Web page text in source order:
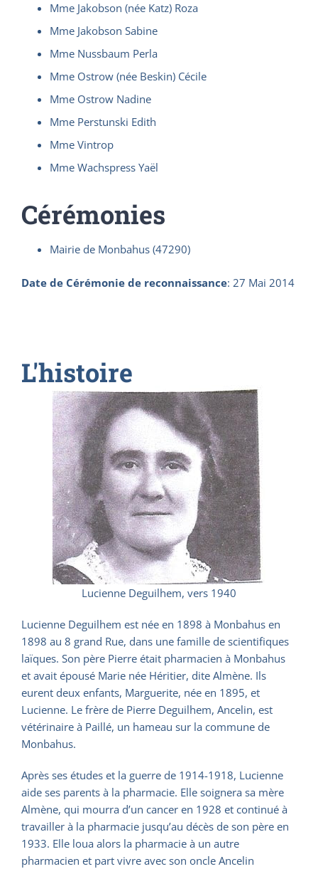
Mme Jakobson (née Katz) Roza
Mme Jakobson Sabine
Mme Nussbaum Perla
Mme Ostrow (née Beskin) Cécile
Mme Ostrow Nadine
Mme Perstunski Edith
Mme Vintrop
Mme Wachspress Yaël
Cérémonies
Mairie de Monbahus (47290)
Date de Cérémonie de reconnaissance: 27 Mai 2014
L'histoire
Lucienne Deguilhem, vers 1940
Lucienne Deguilhem est née en 1898 à Monbahus en
1898 au 8 grand Rue, dans une famille de scientifiques
laïques. Son père Pierre était pharmacien à Monbahus
et avait épousé Marie née Héritier, dite Almène. Ils
eurent deux enfants, Marguerite, née en 1895, et
Lucienne. Le frère de Pierre Deguilhem, Ancelin, est
vétérinaire à Paillé, un hameau sur la commune de
Monbahus.
Après ses études et la guerre de 1914-1918, Lucienne
aide ses parents à la pharmacie. Elle soignera sa mère
Almène, qui mourra d’un cancer en 1928 et continué à
travailler à la pharmacie jusqu’au décès de son père en
1933. Elle loua alors la pharmacie à un autre
pharmacien et part vivre avec son oncle Ancelin